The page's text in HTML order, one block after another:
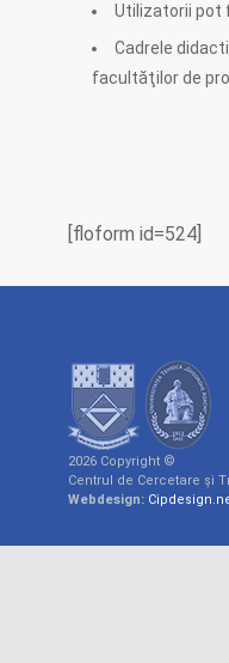
Utilizatorii pot
Cadrele
facultăţilor de
[floform id=524]
2026 Copyright ©
Centrul de Cercetare și
Webdesign: